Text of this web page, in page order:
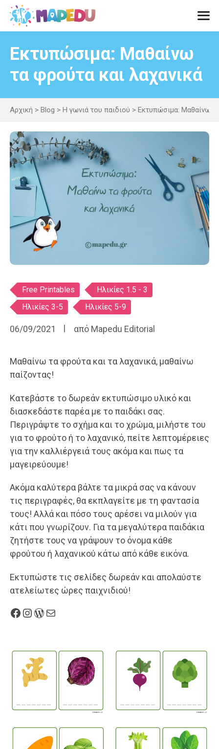
Μετάβαση
περιεχόμενο
Εκτυπώσιμα: Μαθαίνω
τα φρούτα και λαχανικά
Αρχική > Blog > Η γωνιά του παιδιού > Εκτυπώσιμα: Μαθαίνω
Ετικέτες
Free Printables
Ηλικίες 1.5 - 3
Ηλικίες 3-5
Ηλικίες 5-9
06/09/2021 από Mapedu Editorial
Μαθαίνω τα φρούτα και τα λαχανικά, μαθαίνω
παίζοντας!
Κατεβάστε το δωρεάν εκτυπώσιμο υλικό και
διασκεδάστε παρέα με το παιδάκι σας.
Περιγράψτε το σχήμα και το χρώμα, μιλήστε του
για το φρούτο ή το λαχανικό, πείτε λεπτομέρειες
για την καλλιέργειά τους ακόμα και πως τα
μαγειρεύουμε!
Ακόμα καλύτερα βάλτε τα μικρά σας να κάνουν
τις περιγραφές, θα εκπλαγείτε με τη φαντασία
τους! Αλλά και πόσο τους αρέσει να μιλούν για
κάτι που γνωρίζουν. Για τα μεγαλύτερα παιδάκια
ζητήστε τους να γράψουν το όνομα κάθε
φρούτου ή λαχανικού κάτω από κάθε εικόνα.
Εκτυπώστε τις σελίδες δωρεάν και απολαύστε
ατελείωτες ώρες παιχνιδιού!
Facebook InstagramWordPress Mail